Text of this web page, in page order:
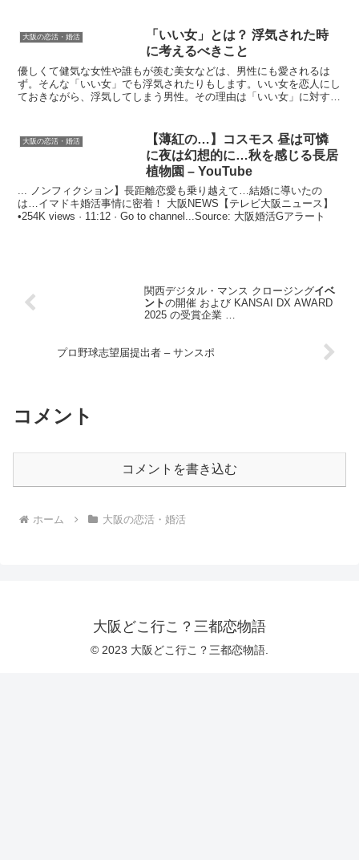
大阪の恋活・婚活
「いい女」とは？ 浮気された時
に考えるべきこと
優しくて健気な女性や誰もが羨む美女などは、男性にも愛されるは
ず。そんな「いい女」でも浮気されたりもします。いい女を恋人にし
ておきながら、浮気してしまう男性。その理由は「いい女」に対する
大阪の恋活・婚活
【薄紅の…】コスモス 昼は可憐
に夜は幻想的に…秋を感じる長居
植物園 – YouTube
... ノンフィクション】長距離恋愛も乗り越えて…結婚に導いたの
は…イマドキ婚活事情に密着！ 大阪NEWS【テレビ大阪ニュース】
•254K views · 11:12 · Go to channel...Source: 大阪婚活Gアラート
関西デジタル・マンス クロージングイベ
ントの開催 および KANSAI DX AWARD
2025 の受賞企業 …
プロ野球志望届提出者 – サンスポ
コメント
コメントを書き込む
ホーム 大阪の恋活・婚活
大阪どこ行こ？三都恋物語
© 2023 大阪どこ行こ？三都恋物語.